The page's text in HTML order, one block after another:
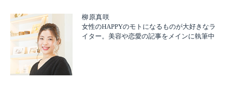
柳原真咲
女性のHAPPYのモトになるものが大好きなラ
イター。美容や恋愛の記事をメインに執筆中